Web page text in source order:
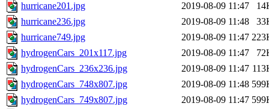
hurricane201.jpg
2019-08-09 11:47
hurricane236.jpg
2019-08-09 11:48
hurricane749.jpg
2019-08-09 11:47
hydrogenCars_201x117.jpg
2019-08-09 11:47
hydrogenCars_236x236.jpg
2019-08-09 11:47
hydrogenCars_748x807.jpg
2019-08-09 11:48
hydrogenCars_749x807.jpg
2019-08-09 11:47